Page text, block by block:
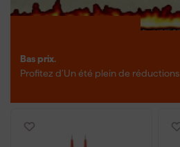
Bas prix.
Profitez d’Un été plein de réductions